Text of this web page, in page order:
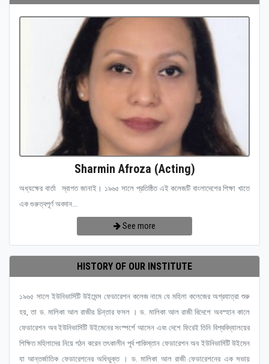
Sharmin Afroza (Acting)
অধ্যক্ষের বার্তা স্বাগত জানাই। ১৯৬৫ সালে প্রতিষ্ঠিত এই কলেজটি বাংলাদেশের শিক্ষা খাতে
এক গুরুত্বপূর্ণ অবদান...
See more
HISTORY OF OUR INSTITUTE
১৯৬৫ সালে ইউনিভার্সিটি উইমেন্স ফেডারেশন কলেজ নামে যে মহিলা কলেজের অগ্রযাত্রা শুরু
হয়, তা ড. মালিকা আল রাজীর চিন্তার ফসল । ড. মালিকা আল রাজী বিদেশে অবস্হান কালে
ফেডারেশন অব ইউনিভার্সিটি উইমেনের সংস্পর্শে আসেন এবং দেশে ফিরেই তিনি বিশ্ববিদ্যালয়ের
শিক্ষিত মহিলাদের নিয়ে গঠন করেন তৎকালীন পূর্ব পাকিস্তান ফেডারেশন অব ইউনিভার্সিটি উইমেন
যা আন্তর্জাতিক ফেডারেশনের অধিভুক্ত । ড. মালিকা আল রাজী ফেডারেশনের এক সভায়